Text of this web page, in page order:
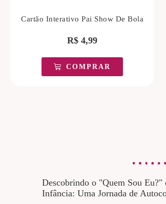
Cartão Interativo Pai Show De Bola
R$ 4,99
COMPRAR
Descobrindo o "Quem Sou Eu?"
Infância: Uma Jornada de